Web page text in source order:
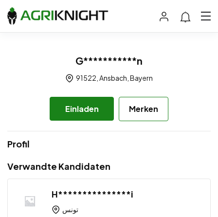
G***********n
91522, Ansbach, Bayern
Einladen Merken
Profil
Verwandte Kandidaten
H***************i
تونس